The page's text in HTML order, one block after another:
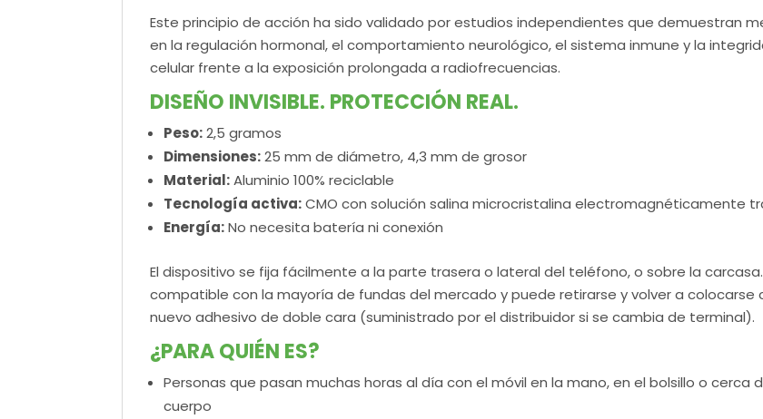
Este principio de acción ha sido validado por estudios independientes que demuestran
en la regulación hormonal, el comportamiento neurológico, el sistema inmune y la
celular frente a la exposición prolongada a radiofrecuencias.
DISEÑO INVISIBLE. PROTECCIÓN REAL.
Peso:2,5 gramos
Dimensiones:25 mm de diámetro, 4,3 mm de grosor
Material:Aluminio 100% reciclable
Tecnología activa:CMO con solución salina microcristalina electromagnéticamente
Energía:No necesita batería ni conexión
El dispositivo se fija fácilmente a la parte trasera o lateral del teléfono, o sobre la carcasa.
compatible con la mayoría de fundas del mercado y puede retirarse y volver a colocarse
nuevo adhesivo de doble cara (suministrado por el distribuidor si se cambia de terminal).
¿PARA QUIÉN ES?
Personas que pasan muchas horas al día con el móvil en la mano, en el bolsillo o cerca
cuerpo